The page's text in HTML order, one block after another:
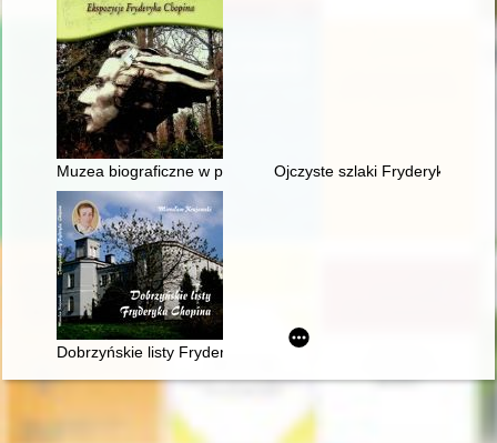
Muzea biograficzne w procesie edukacji kulturalnej.
Ojczyste szlaki Fryderyka
Dobrzyńskie listy Fryderyka F. Chopina. Fryderyk Chopin na